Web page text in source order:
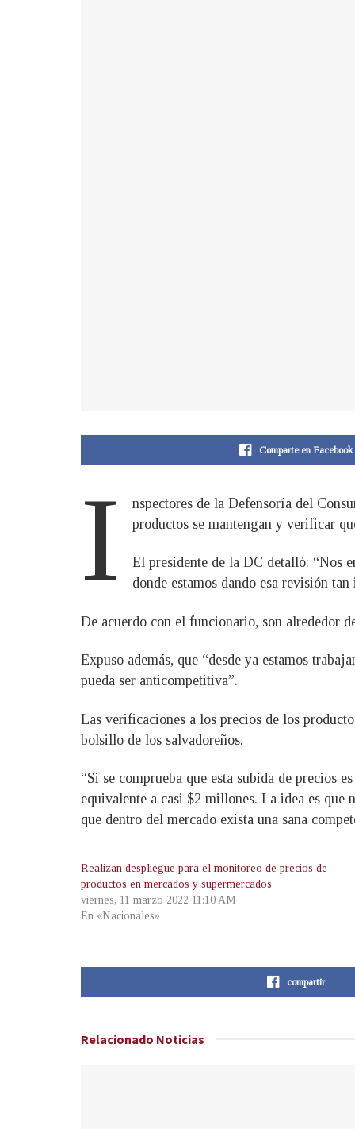
Comparte en Facebook
I
nspectores de la Defensoría del
productos se mantengan y verificar
El presidente de la DC detalló: “Nos
donde estamos dando esa revisión
De acuerdo con el funcionario, son alrededor
Expuso además, que “desde ya estamos
pueda ser anticompetitiva”.
Las verificaciones a los precios de los
bolsillo de los salvadoreños.
“Si se comprueba que esta subida de precios
equivalente a casi $2 millones. La idea es que
que dentro del mercado exista una sana
Realizan despliegue para el monitoreo de precios de
productos en mercados y supermercados
viernes, 11 marzo 2022 11:10 AM
En «Nacionales»
compartir
Relacionado Noticias